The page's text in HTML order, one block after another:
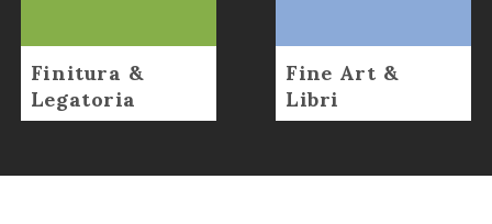
Finitura &
Legatoria Fine Art &
Libri